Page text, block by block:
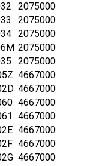
2075000
2075000
2075000
2075000
2075000
4667000
4667000
4667000
4667000
4667000
4667000
4667000